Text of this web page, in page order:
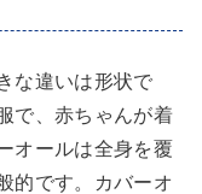
な違いは形状で
で、赤ちゃんが着
オールは全身を覆
的です。カバーオ